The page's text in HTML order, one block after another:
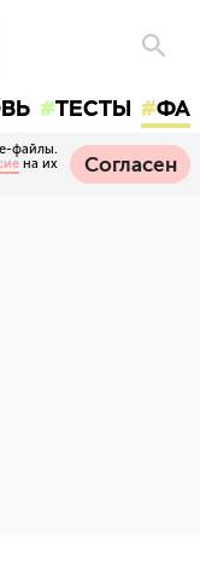
ТЕСТЫ
файлы.
на их
Согласен